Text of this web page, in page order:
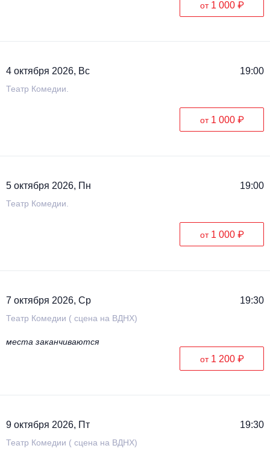
от 1 000 ₽
4 октября 2026, Вс 19:00
Театр Комедии.
от 1 000 ₽
5 октября 2026, Пн 19:00
Театр Комедии.
от 1 000 ₽
7 октября 2026, Ср 19:30
Театр Комедии ( сцена на ВДНХ)
места заканчиваются
от 1 200 ₽
9 октября 2026, Пт 19:30
Театр Комедии ( сцена на ВДНХ)